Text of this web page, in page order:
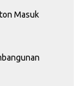
Masuk